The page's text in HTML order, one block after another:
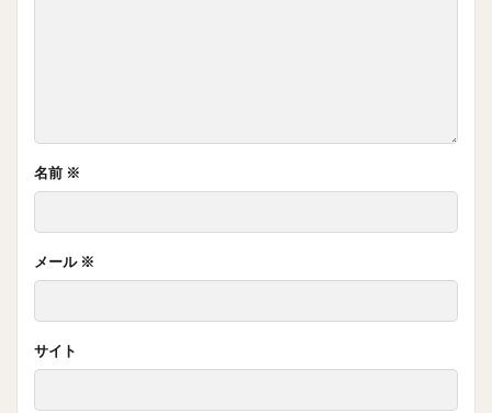
名前 ※
メール ※
サイト